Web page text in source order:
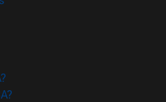
en nueva ventana)